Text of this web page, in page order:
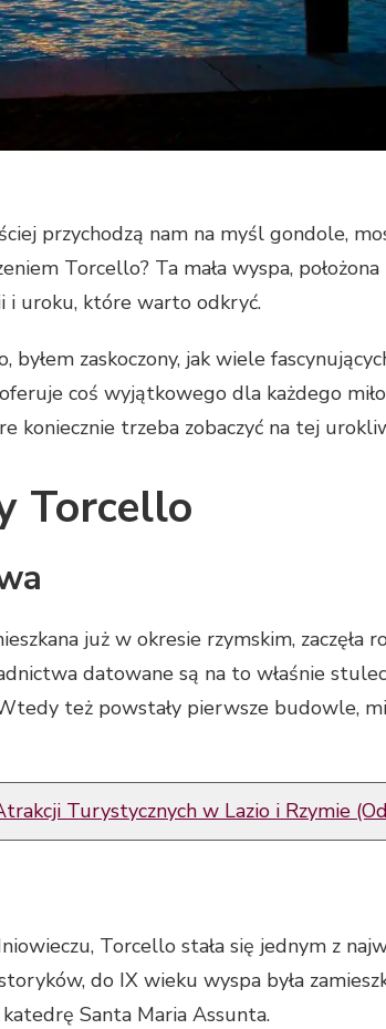
przychodzą nam na myśl gondole,
Torcello? Ta mała wyspa,
i uroku, które warto odkryć.
zaskoczony, jak wiele
coś wyjątkowego dla każdego
koniecznie trzeba zobaczyć na tej
Torcello
już w okresie rzymskim, zaczęła
datowane są na to właśnie
też powstały pierwsze budowle,
Turystycznych w Lazio i Rzymie
Torcello stała się jednym z
do IX wieku wyspa była
Santa Maria Assunta.